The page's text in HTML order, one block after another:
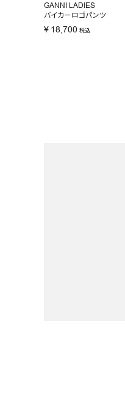
GANNI LADIES
バイカーロゴパンツ
¥ 18,700 税込